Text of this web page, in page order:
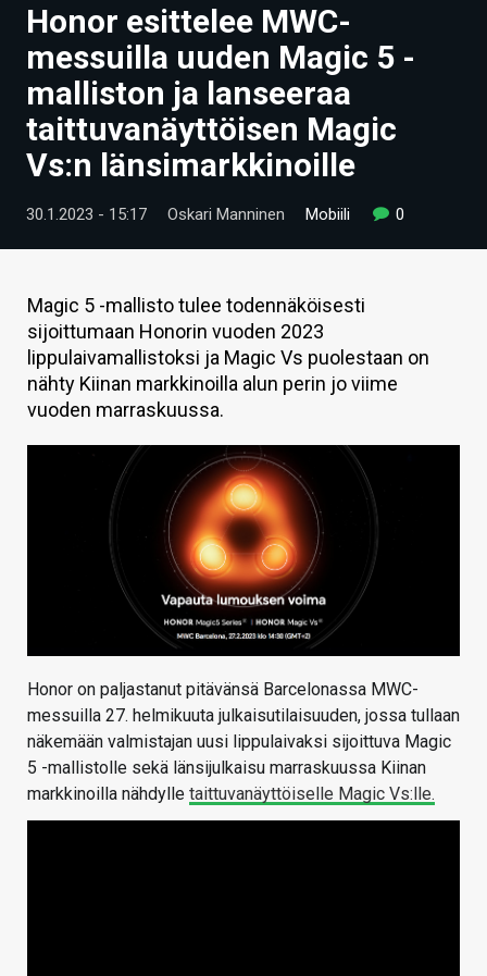
UUTISET
ARTIKKELIT
VIDEOT
TECHBBS
TIETOA
KAUPPA
VAIHDA TEEMA
Honor esittelee MWC-
messuilla uuden Magic 5 -
malliston ja lanseeraa
taittuvanäyttöisen Magic
Vs:n länsimarkkinoille
30.1.2023 - 15:17 Oskari Manninen Mobiili 0
Magic 5 -mallisto tulee todennäköisesti
sijoittumaan Honorin vuoden 2023
lippulaivamallistoksi ja Magic Vs puolestaan on
nähty Kiinan markkinoilla alun perin jo viime
vuoden marraskuussa.
Honor on paljastanut pitävänsä Barcelonassa MWC-
messuilla 27. helmikuuta julkaisutilaisuuden, jossa tullaan
näkemään valmistajan uusi lippulaivaksi sijoittuva Magic
5 -mallistolle sekä länsijulkaisu marraskuussa Kiinan
markkinoilla nähdylle taittuvanäyttöiselle Magic Vs:lle.